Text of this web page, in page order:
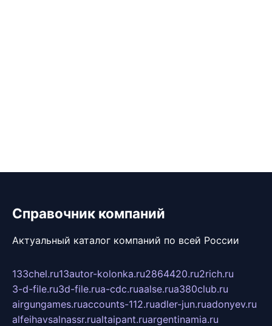
Справочник компаний
Актуальный каталог компаний по всей России
133chel.ru13autor-kolonka.ru2864420.ru2rich.ru
3-d-file.ru3d-file.rua-cdc.ruaalse.rua380club.ru
airgungames.ruaccounts-112.ruadler-jun.ruadonyev.ru
alfeihavsalnassr.rualtaipant.ruargentinamia.ru